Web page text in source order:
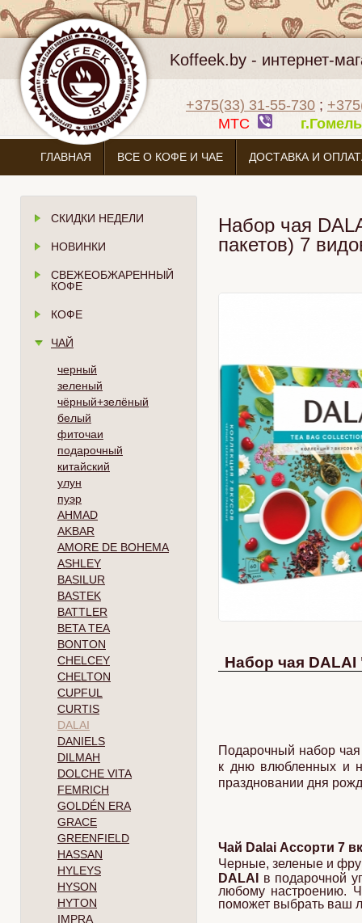
Koffeek.by - интернет-
+375(33) 31-55-730 ;
МТС
ГЛАВНАЯ ВСЕ О КОФЕ И ЧАЕ ДОСТАВКА И
СКИДКИ НЕДЕЛИ
НОВИНКИ
СВЕЖЕОБЖАРЕННЫЙ
КОФЕ
КОФЕ
ЧАЙ
черный
зеленый
чёрный+зелёный
белый
фиточаи
подарочный
китайский
улун
пуэр
AHMAD
AKBAR
AMORE DE BOHEMA
ASHLEY
BASILUR
BASTEK
BATTLER
BETA TEA
BONTON
CHELCEY
CHELTON
CUPFUL
CURTIS
DALAI
DANIELS
DILMAH
DOLCHE VITA
FEMRICH
GOLDÉN ERA
GRACE
GREENFIELD
HASSAN
HYLEYS
HYSON
HYTON
IMPRA
Набор чая
пакетов) 7
Набор чая DALAI
Подарочный набор
к дню влюбленных и
праздновании дня
Чай Dalai Ассорти 7
Черные, зеленые и
DALAI
в подарочной
любому настроению.
поможет выбрать ваш